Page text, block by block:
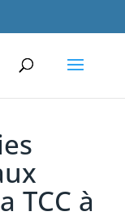
TCC à